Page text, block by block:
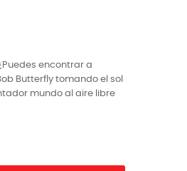
encontrar a
Butterfly tomando el sol
mundo al aire libre